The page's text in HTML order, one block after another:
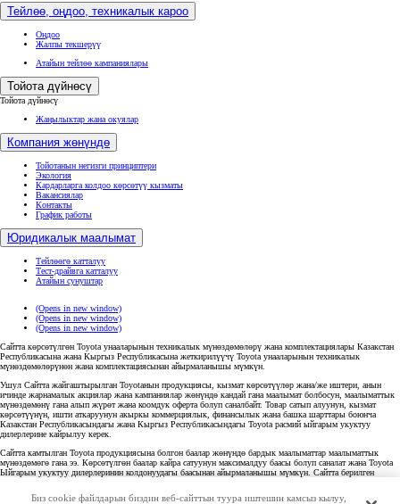
Тейлөө, оңдоо, техникалык кароо
Оңдоо
Жалпы текшерүү
Атайын тейлөө кампаниялары
Тойота дүйнөсү
Тойота дүйнөсү
Жаңылыктар жана окуялар
Компания жөнүндө
Тойотанын негизги принциптери
Экология
Кардарларга колдоо көрсөтүү кызматы
Вакансиялар
Контакты
График работы
Юридикалык маалымат
Тейлөөгө катталуу
Тест-драйвга катталуу
Атайын сунуштар
(Opens in new window)
(Opens in new window)
(Opens in new window)
Сайтта көрсөтүлгөн Toyota унааларынын техникалык мүнөздөмөлөрү жана комплектациялары Казакстан
Республикасына жана Кыргыз Республикасына жеткирилүүчү Toyota унааларынын техникалык
мүнөздөмөлөрүнөн жана комплектациясынан айырмаланышы мүмкүн.
Ушул Сайтта жайгаштырылган Toyotaнын продукциясы, кызмат көрсөтүүлөр жана/же иштери, анын
ичинде жарнамалык акциялар жана кампаниялар жөнүндө кандай гана маалымат болбосун, маалыматтык
мүнөздөмөнү гана алып жүрөт жана коомдук оферта болуп саналбайт. Товар сатып алуунун, кызмат
көрсөтүүнүн, ишти аткаруунун акыркы коммерциялык, финансылык жана башка шарттары боюнча
Казакстан Республикасындагы жана Кыргыз Республикасындагы Toyota расмий ыйгарым укуктуу
дилерлерине кайрылуу керек.
Сайтта камтылган Toyota продукциясына болгон баалар жөнүндө бардык маалыматтар маалыматтык
мүнөздөмөгө гана ээ. Көрсөтүлгөн баалар кайра сатуунун максималдуу баасы болуп саналат жана Toyota
Ыйгарым укуктуу дилерлеринин колдонуудагы баасынан айырмаланышы мүмкүн. Сайтта берилген
алуу - сатып алуу-сатуу жеке келишиминин шарттарына ылайык аткарылат.
Биз cookie файлдарын биздин веб-сайттын туура иштешин камсыз кылуу,